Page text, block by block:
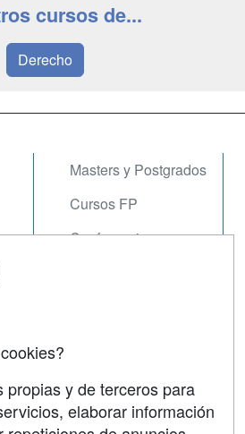
cursos de...
Derecho
Masters y Postgrados
Cursos FP
Conferencias
propias y de terceros para
elaborar información